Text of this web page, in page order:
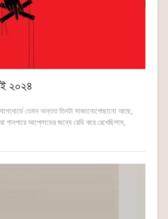
২০২৪
তেমন অন্তত তিনটা সাজানোগোছানো আছে,
গানপারে আপ্লোডের জন্যে রেডি করে রেখেছিলাম,